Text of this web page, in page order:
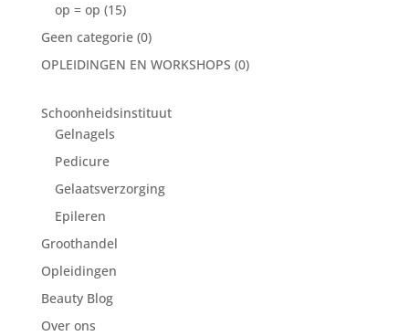
op = op (15)
Geen categorie (0)
OPLEIDINGEN EN WORKSHOPS (0)
Schoonheidsinstituut
Gelnagels
Pedicure
Gelaatsverzorging
Epileren
Groothandel
Opleidingen
Beauty Blog
Over ons